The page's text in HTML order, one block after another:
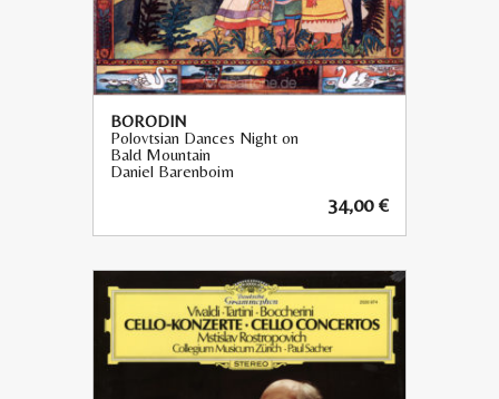
BORODIN
Polovtsian Dances Night on
Bald Mountain
Daniel Barenboim
34,00€